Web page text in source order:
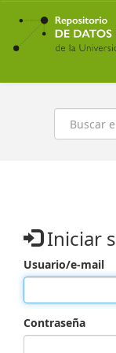
Ir
contenido
principal
Buscar
Iniciar
Usuario/e-mail
Contraseña